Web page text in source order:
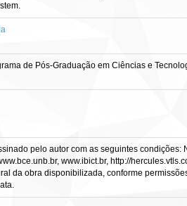
de Pós-Graduação em Ciências e
pelo autor com as seguintes
www.ibict.br, http://
da obra disponibilizada, conforme